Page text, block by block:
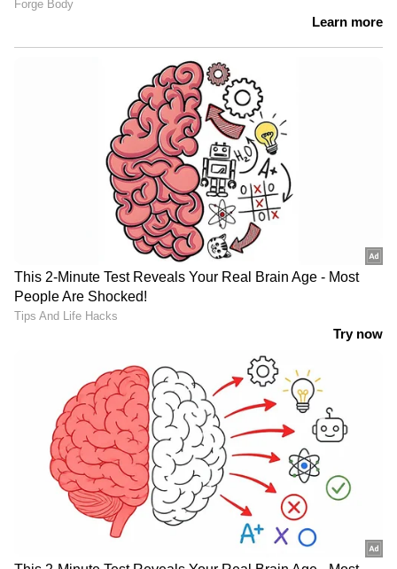
താൻ സന്തോഷവാനാണെന്നും അദ്ദേഹം
മഹീന്ദ്ര സ്കോർപിയോ നിലവിൽ ഒരു ഡീസൽ
എസ്‌യുവിയായി ലഭ്യമാണ്, ഇത് പുതിയ
സ്‌കോർപിയോ-എൻ-ന്റെ വരവിനുശേഷം
സ്‌കോർപിയോ ക്ലാസിക് എന്ന്
പുനർനാമകരണം ചെയ്യപ്പെടും. പെട്രോൾ-
മാനുവൽ, പെട്രോൾ-ഓട്ടോമാറ്റിക്, ഡീസൽ-
മാനുവൽ, ഡീസൽ-ഓട്ടോമാറ്റിക്
കോമ്പിനേഷനുകളുള്ള ഒന്നിലധികം
വേരിയന്റുകളിൽ പുതിയ സ്കോർപിയോ-എൻ
സ്കോർപിയോ ക്ലാസിക് ഡീസൽ-മാനുവൽ
കോമ്പിനേഷൻ, പിൻ-വീൽ-ഡ്രൈവ്
സ്റ്റാൻഡേർഡായി നിലനിർത്തും.